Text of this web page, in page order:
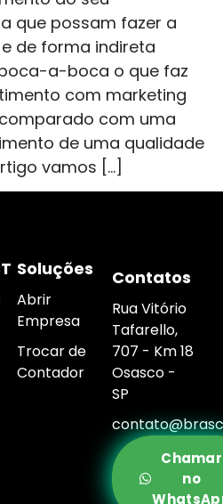
que possam fazer a
de forma indireta
a-boca o que faz
com marketing
com uma
de uma qualidade
vamos […]
Soluções
Abrir
Empresa
Trocar de
Contador
Contatos
Rua Vitório
Tafarello,
707 - Km 18
Osasco -
SP
Chamar
no